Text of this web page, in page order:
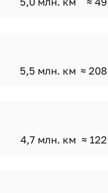
5,5 млн. км ≈
4,7 млн. км ≈